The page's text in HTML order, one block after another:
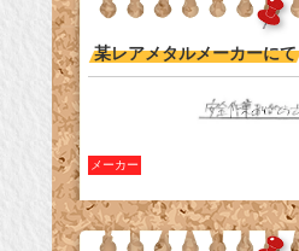
某レアメタルメーカーにて
メーカー